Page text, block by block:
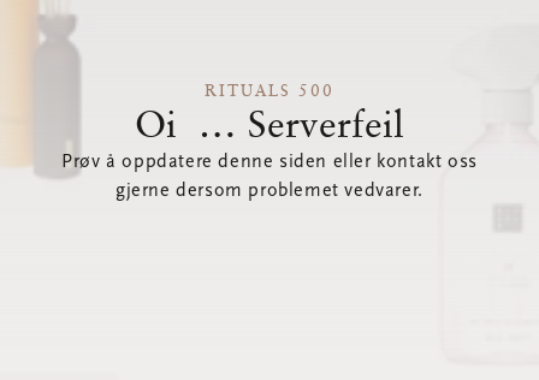
RITUALS 500
Oi … Serverfeil
Prøv å oppdatere denne siden eller kontakt oss
gjerne dersom problemet vedvarer.